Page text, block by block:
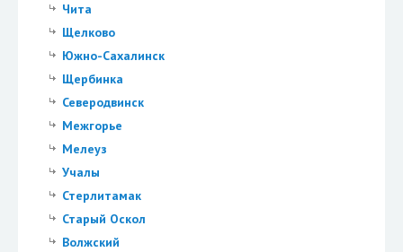
Чита
Щелково
Южно-Сахалинск
Щербинка
Северодвинск
Межгорье
Мелеуз
Учалы
Стерлитамак
Старый Оскол
Волжский